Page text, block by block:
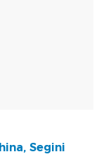
Segini